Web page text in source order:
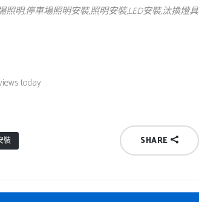
照明,停車場照明安裝,照明安裝,LED安裝,汰換燈具
today
裝 SHARE